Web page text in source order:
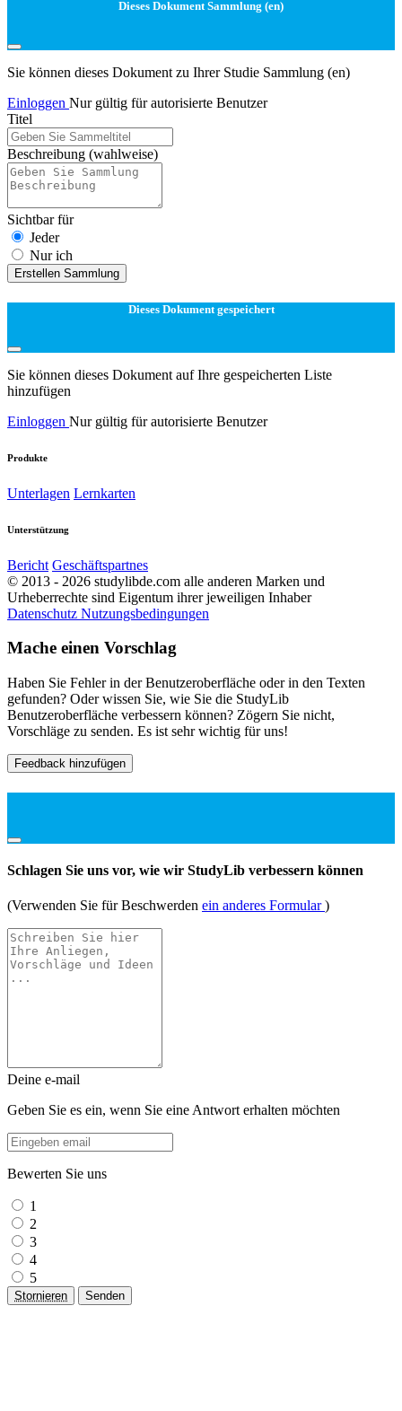
Dieses Dokument Sammlung (en)
Sie können dieses Dokument zu Ihrer Studie Sammlung (en)
Einloggen Nur gültig für autorisierte Benutzer
Titel
Beschreibung (wahlweise)
Sichtbar für
Jeder
Nur ich
Erstellen Sammlung
Dieses Dokument gespeichert
Sie können dieses Dokument auf Ihre gespeicherten Liste
hinzufügen
Einloggen Nur gültig für autorisierte Benutzer
Produkte
Unterlagen Lernkarten
Unterstützung
Bericht Geschäftspartnes
© 2013 - 2026 studylibde.com alle anderen Marken und
Urheberrechte sind Eigentum ihrer jeweiligen Inhaber
Datenschutz Nutzungsbedingungen
Mache einen Vorschlag
Haben Sie Fehler in der Benutzeroberfläche oder in den Texten
gefunden? Oder wissen Sie, wie Sie die StudyLib
Benutzeroberfläche verbessern können? Zögern Sie nicht,
Vorschläge zu senden. Es ist sehr wichtig für uns!
Feedback hinzufügen
Schlagen Sie uns vor, wie wir StudyLib verbessern können
(Verwenden Sie für Beschwerden ein anderes Formular)
Deine e-mail
Geben Sie es ein, wenn Sie eine Antwort erhalten möchten
Bewerten Sie uns
1
2
3
4
5
Stornieren Senden